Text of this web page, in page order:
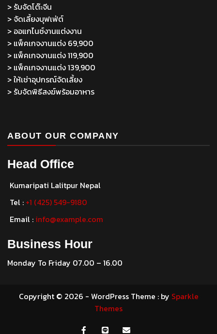
> รับจัดโต๊ะจีน
> จัดเลี้ยงบุฟเฟ่ต์
> ออแกไนซ์งานแต่งงาน
> แพ็คเกจงานแต่ง 69,900
> แพ็คเกจงานแต่ง 119,900
> แพ็คเกจงานแต่ง 139,900
> ให้เช่าอุปกรณ์จัดเลี้ยง
> รับจัดพิธีสงฆ์พร้อมอาหาร
ABOUT OUR COMPANY
Head Office
Kumaripati Lalitpur Nepal
Tel : +1 (425) 549-9180
Email : info@example.com
Business Hour
Monday To Friday 07.00 – 16.00
Copyright © 2026 - WordPress Theme : by Sparkle
Themes